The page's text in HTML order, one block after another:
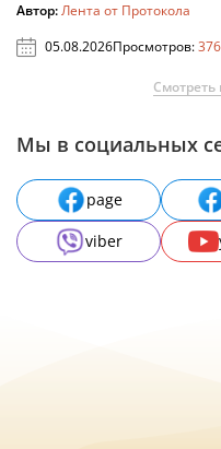
Автор:Лента от Протокола
05.08.2026Просмотров:376
Смотреть
Мы в социальных
page
viber